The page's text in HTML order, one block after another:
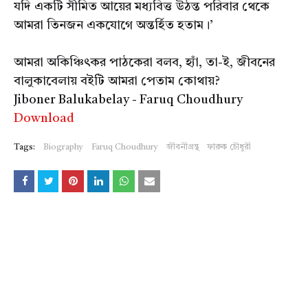
যদি একটি সীমিত আয়ের মধ্যবিত্ত উঠন্ত পরিবার থেকে
আমরা তিনজন একযোগে অন্তর্হিত হতাম।’
আমরা অকিঞ্চিৎকর পাঠকেরা বলব, হ্যাঁ, তা-ই, জীবনের
বালুকাবেলায় বইটি আমরা পেতাম কোথায়?
Jiboner Balukabelay - Faruq Choudhury
Download
Tags: Biography Faruq Choudhury জীবনীগ্রন্থ ফারুক চৌধুরী